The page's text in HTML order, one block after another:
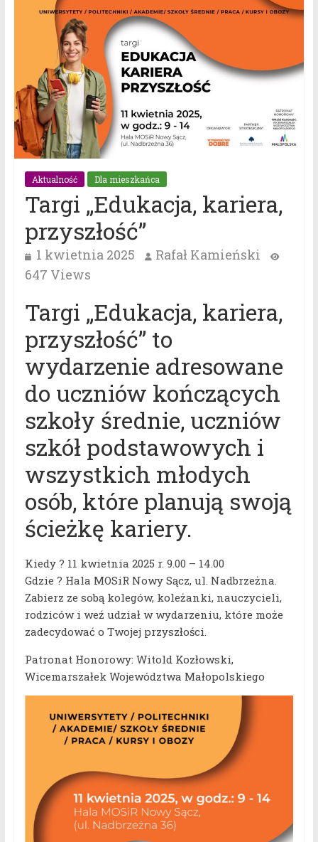
Aktualność Dla mieszkańca
Targi „Edukacja, kariera,
przyszłość”
1 kwietnia 2025
Rafał Kamieński
647 Views
Targi „Edukacja, kariera,
przyszłość” to
wydarzenie adresowane
do uczniów kończących
szkoły średnie, uczniów
szkół podstawowych i
wszystkich młodych
osób, które planują swoją
ścieżkę kariery.
Kiedy ? 11 kwietnia 2025 r. 9.00 – 14.00
Gdzie ? Hala MOSiR Nowy Sącz, ul. Nadbrzeżna.
Zabierz ze sobą kolegów, koleżanki, nauczycieli,
rodziców i weź udział w wydarzeniu, które może
zadecydować o Twojej przyszłości.
Patronat Honorowy: Witold Kozłowski,
Wicemarszałek Województwa Małopolskiego